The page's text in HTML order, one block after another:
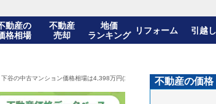
動産の
格相場
不動産
売却
地価
ランキング
リフォーム 引越し
下谷の中古マンション価格相場は4,398万円(10年前比+86.0%)! 10年後の価
不動産の価格